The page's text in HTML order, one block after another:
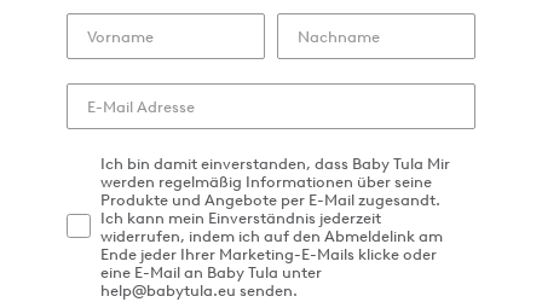
Ich bin damit einverstanden, dass Baby Tula Mir
werden regelmäßig Informationen über seine
Produkte und Angebote per E-Mail zugesandt.
Ich kann mein Einverständnis jederzeit
widerrufen, indem ich auf den Abmeldelink am
Ende jeder Ihrer Marketing-E-Mails klicke oder
eine E-Mail an Baby Tula unter
help@babytula.eu senden.